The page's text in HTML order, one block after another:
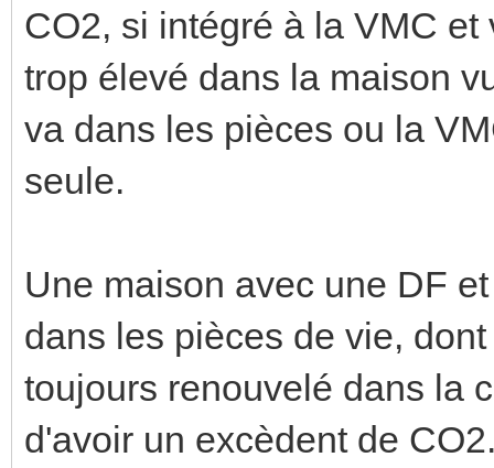
CO2, si intégré à la VMC
trop élevé dans la maison
va dans les pièces ou la
seule.
Une maison avec une DF
dans les pièces de vie,
toujours renouvelé dans la
d'avoir un excèdent de